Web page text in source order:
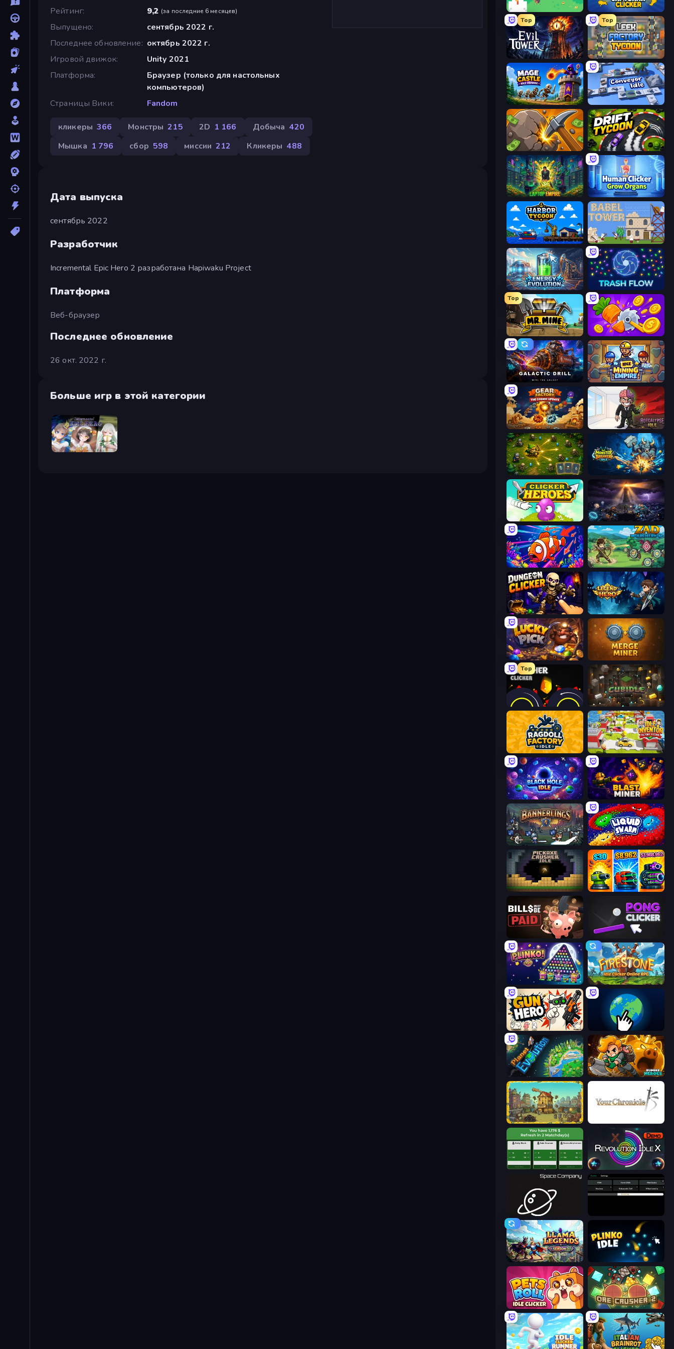
Рейтинг
9,2 (за последние 6 месяцев)
Выпущено
сентябрь 2022 г.
Последнее обновление
октябрь 2022 г.
Игровой движок
Unity 2021
Платформа
Браузер (только для настольных
компьютеров)
Страницы Вики
Fandom
кликеры 366 Монстры 215 2D 1 166 Добыча 420
Мышка 1 796 сбор 598 миссии 212 Кликеры 488
Дата выпуска
сентябрь 2022
Разработчик
Incremental Epic Hero 2 разработана Hapiwaku Project
Платформа
Веб-браузер
Последнее обновление
26 окт. 2022 г.
Больше игр в этой категории
Incremental Epic Hero
The MachinEGG Capybara Clicker
Top
Evil Tower
Top
Leek Factory Tycoon
Mage Castle Idle Defense Conveyor Idle
Mine Clicker Drift Tycoon
Laptop Empire Human Clicker: Grow Organs
Harbor Tycoon Babel Tower
Energy Evolution Trash Flow
Top
Mr. Mine Farm Ring Idle
Galactic Drill Idle Mining Empire
Gear Factory Rotcalypse: Idle Incremental
Tiny Ranger Monster Breaker Idle
Clicker Heroes The Last Lighthouse
Fish Catch Idle Zad Archery - Demo
Dungeon Clicker Legend of Hero
Lucky Pick Merge Miner
Top
Crusher Clicker Cubidle
Ragdoll Factory Idle Idle Inventor
Black Hole Idle Blast Miner
Bannerlings Liquid Swarm
Pickaxe Crusher Idle Pumpkin Defense: Merge Cannon
Bills Must Be Paid Pong Clicker
PLINKO! Firestone – Idle Clicker Online RPG
Gun Hero: Cat Survival Planet Clicker 2
Planet Evolution: Idle Clicker Rumble Heroes
The Garbaggio Hotel
Idle Soccer Manager Revolution Idle X
Space Company
Llama Legends Plinko Idle
Pets Roll: Idle Clicker OreCrusher 2